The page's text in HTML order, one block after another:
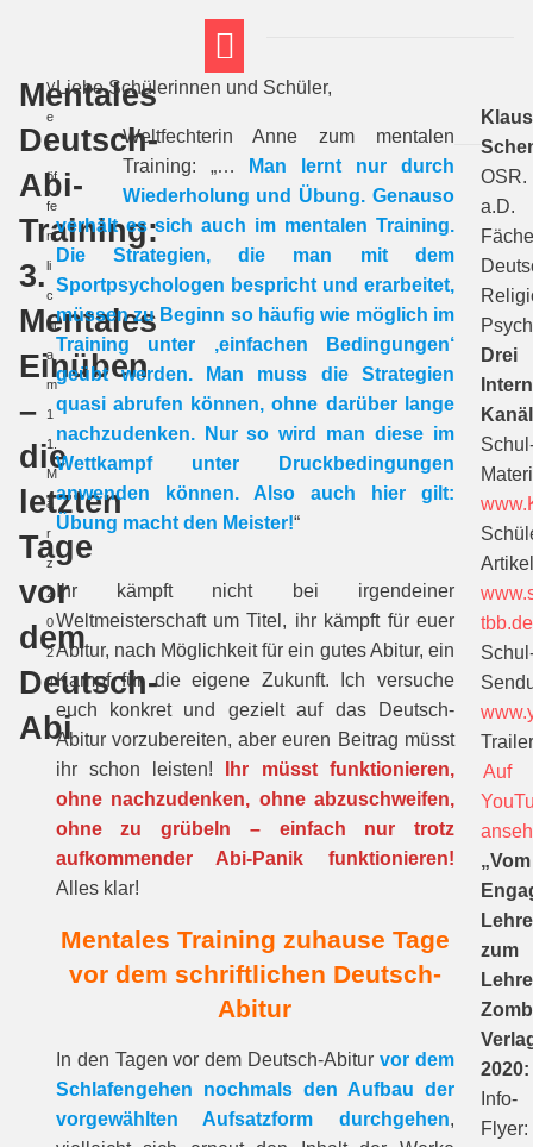
Mentales
Deutsch-
Abi-
Training:
3.
Mentales
Einüben
–
die
letzten
Tage
vor
dem
Deutsch-
Abi
V
e
r
öf
fe
nt
li
c
ht
a
m
1
1.
M
ä
r
z
2
0
2
4
Liebe Schülerinnen und Schüler,
Weltfechterin Anne zum mentalen
Training: „…
Man lernt nur durch
Wiederholung und Übung. Genauso
verhält es sich auch im mentalen Training.
Die Strategien, die man mit dem
Sportpsychologen bespricht und erarbeitet,
müssen zu Beginn so häufig wie möglich im
Training unter ‚einfachen Bedingungen‘
geübt werden. Man muss die Strategien
quasi abrufen können, ohne darüber lange
nachzudenken. Nur so wird man diese im
Wettkampf unter Druckbedingungen
anwenden können. Also auch hier gilt:
Übung macht den Meister!“
Ihr kämpft nicht bei irgendeiner
Weltmeisterschaft um Titel, ihr kämpft für euer
Abitur, nach Möglichkeit für ein gutes Abitur, ein
Kampf für die eigene Zukunft. Ich versuche
euch konkret und gezielt auf das Deutsch-
Abitur vorzubereiten, aber euren Beitrag müsst
ihr schon leisten!
Ihr müsst funktionieren,
ohne nachzudenken, ohne abzuschweifen,
ohne zu grübeln – einfach nur trotz
aufkommender Abi-Panik funktionieren!
Alles klar!
Mentales Training zuhause Tage
vor dem schriftlichen Deutsch-
Abitur
In den Tagen vor dem Deutsch-Abiturvor dem
Schlafengehen nochmals den Aufbau der
vorgewählten Aufsatzform durchgehen,
Klaus
OSR.
a.D.
Drei
tbb.de
Auf
„Vom
zum
2020:
Info-
Flyer: